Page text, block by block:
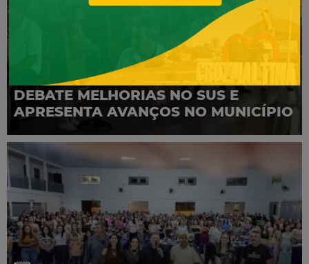
CONFERÊNCIA MUNICIPAL DE SAÚDE
DEBATE MELHORIAS NO SUS E
APRESENTA AVANÇOS NO MUNICÍPIO